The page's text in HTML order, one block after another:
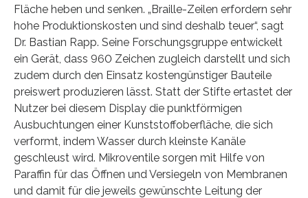
Fläche heben und senken. „Braille-Zeilen erfordern sehr
hohe Produktionskosten und sind deshalb teuer“, sagt
Dr. Bastian Rapp. Seine Forschungsgruppe entwickelt
ein Gerät, dass 960 Zeichen zugleich darstellt und sich
zudem durch den Einsatz kostengünstiger Bauteile
preiswert produzieren lässt. Statt der Stifte ertastet der
Nutzer bei diesem Display die punktförmigen
Ausbuchtungen einer Kunststoffoberfläche, die sich
verformt, indem Wasser durch kleinste Kanäle
geschleust wird. Mikroventile sorgen mit Hilfe von
Paraffin für das Öffnen und Versiegeln von Membranen
und damit für die jeweils gewünschte Leitung der